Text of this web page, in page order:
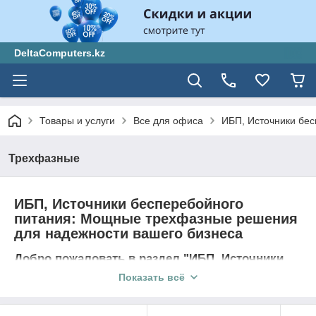
DeltaComputers.kz
Товары и услуги Все для офиса ИБП, Источники
Трехфазные
ИБП, Источники бесперебойного
питания: Мощные трехфазные решения
для надежности вашего бизнеса
Добро пожаловать в раздел "ИБП, Источники
бесперебойного питания"
бесперебойного питания" от DeltaComputers.kz! Здесь вы
Показать всё